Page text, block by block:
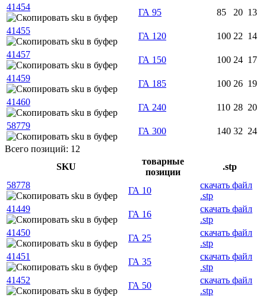
41454
ГА 95 85 20 13
41455
ГА 120 100 22 14
41457
ГА 150 100 24 17
41459
ГА 185 100 26 19
41460
ГА 240 110 28 20
58779
ГА 300 140 32 24
Всего позиций: 12
SKU
товарные
позиции
.stp
58778
ГА 10
скачать файл
.stp
41449
ГА 16
скачать файл
.stp
41450
ГА 25
скачать файл
.stp
41451
ГА 35
скачать файл
.stp
41452
ГА 50
скачать файл
.stp